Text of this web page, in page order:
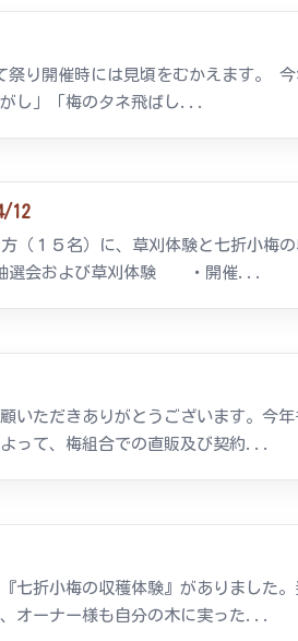
り開催時には見頃をむかえます。
し」「梅のタネ飛ばし...
12
１５名）に、草刈体験と七折小梅
抽選会および草刈体験 ・開催...
だきありがとうございます。今年
って、梅組合での直販及び契約...
七折小梅の収穫体験』がありました
オーナー様も自分の木に実った...